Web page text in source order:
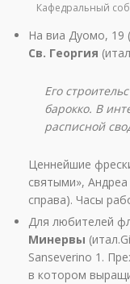
Кафедральный
На виа Дуомо, 19
Св. Георгия
Его
барокко. В
расписной
Ценнейшие
святыми»,
справа). Часы
Для любителей
Минервы
Sanseverino 1.
в котором